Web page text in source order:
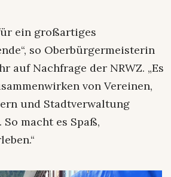
ein großartiges
so Oberbürgermeisterin
auf Nachfrage der NRWZ. „Es
von Vereinen,
und Stadtverwaltung
macht es Spaß,